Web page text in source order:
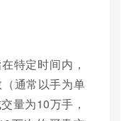
特定时间内，
通常以手为单
量为10万手，